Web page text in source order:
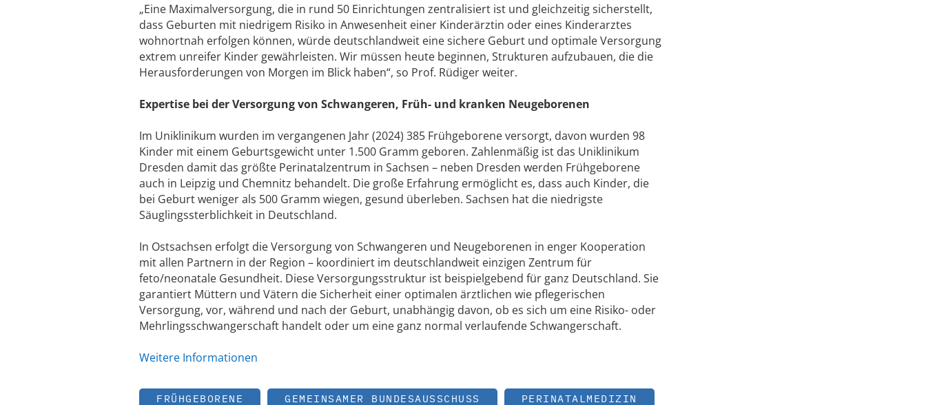
„Eine Maximalversorgung, die in rund 50 Einrichtungen zentralisiert ist und gleichzeitig sicherstellt,
dass Geburten mit niedrigem Risiko in Anwesenheit einer Kinderärztin oder eines Kinderarztes
wohnortnah erfolgen können, würde deutschlandweit eine sichere Geburt und optimale Versorgung
extrem unreifer Kinder gewährleisten. Wir müssen heute beginnen, Strukturen aufzubauen, die die
Herausforderungen von Morgen im Blick haben“, so Prof. Rüdiger weiter.
Expertise bei der Versorgung von Schwangeren, Früh- und kranken Neugeborenen
Im Uniklinikum wurden im vergangenen Jahr (2024) 385 Frühgeborene versorgt, davon wurden 98
Kinder mit einem Geburtsgewicht unter 1.500 Gramm geboren. Zahlenmäßig ist das Uniklinikum
Dresden damit das größte Perinatalzentrum in Sachsen – neben Dresden werden Frühgeborene
auch in Leipzig und Chemnitz behandelt. Die große Erfahrung ermöglicht es, dass auch Kinder, die
bei Geburt weniger als 500 Gramm wiegen, gesund überleben. Sachsen hat die niedrigste
Säuglingssterblichkeit in Deutschland.
In Ostsachsen erfolgt die Versorgung von Schwangeren und Neugeborenen in enger Kooperation
mit allen Partnern in der Region – koordiniert im deutschlandweit einzigen Zentrum für
feto/neonatale Gesundheit. Diese Versorgungsstruktur ist beispielgebend für ganz Deutschland. Sie
garantiert Müttern und Vätern die Sicherheit einer optimalen ärztlichen wie pflegerischen
Versorgung, vor, während und nach der Geburt, unabhängig davon, ob es sich um eine Risiko- oder
Mehrlingsschwangerschaft handelt oder um eine ganz normal verlaufende Schwangerschaft.
Weitere Informationen
FRÜHGEBORENE GEMEINSAMER BUNDESAUSSCHUSS PERINATALMEDIZIN